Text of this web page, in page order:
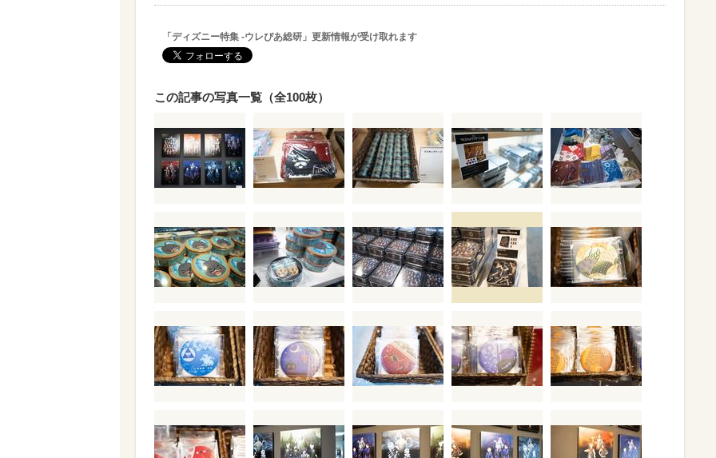
「ディズニー特集 -ウレぴあ総研」更新情報が受け取れます
この記事の写真一覧（全100枚）